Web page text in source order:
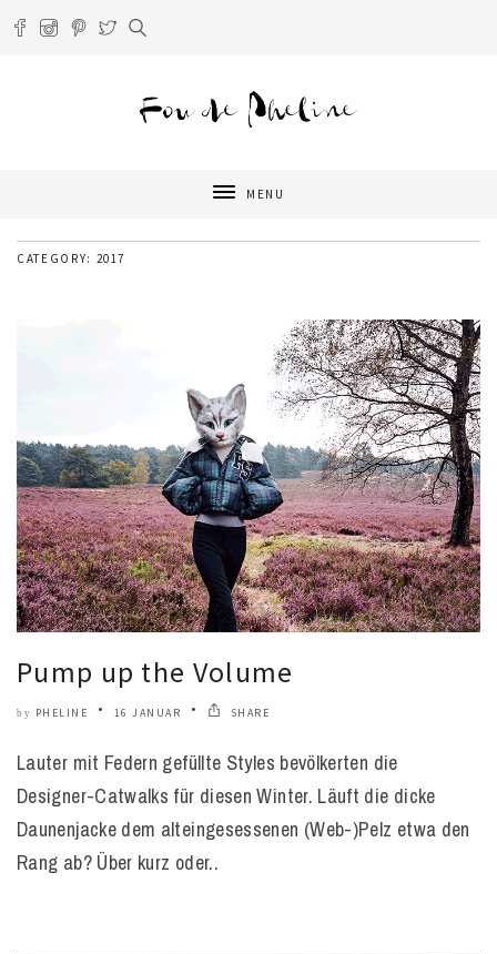
MENU
CATEGORY: 2017
Pump up the Volume
by PHELINE 16 JANUAR SHARE
Lauter mit Federn gefüllte Styles bevölkerten die
Designer-Catwalks für diesen Winter. Läuft die dicke
Daunenjacke dem alteingesessenen (Web-)Pelz etwa den
Rang ab? Über kurz oder..